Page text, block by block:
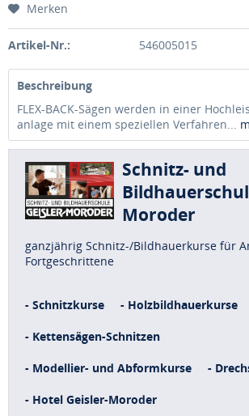
Merken
Artikel-Nr.: 546005015
Beschreibung
FLEX-BACK-Sägen werden in einer
anlage mit einem speziellen Verfahren...
Schnitz- und
Moroder
ganzjährig Schnitz-/Bildhauerkurse für
Fortgeschrittene
- Schnitzkurse - Holzbildhauerkurse
- Kettensägen-Schnitzen
- Modellier- und Abformkurse -
- Hotel Geisler-Moroder